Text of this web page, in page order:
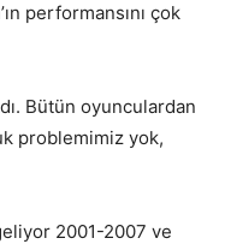
performansını çok
Bütün oyunculardan
problemimiz yok,
2001-2007 ve